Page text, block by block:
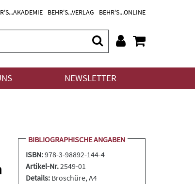
BEHR'S...VERLAG BEHR'S...ONLINE
NEWSLETTER
BIBLIOGRAPHISCHE ANGABEN
ISBN:978-3-98892-144-4
Artikel-Nr.2549-01
Details: Broschüre, A4